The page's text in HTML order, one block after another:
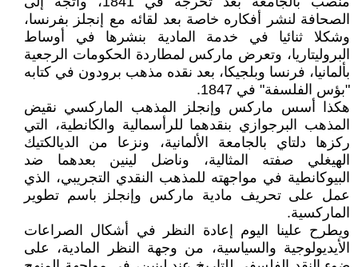
الصحافة لنشر أفكاره خاصة بعد لقائه مع إنجلز بفرنسا،
وشكلا ثنائيا في خدمة المادية بنشرها في أوساط
البروليتاريا، وتعرض ماركس لمطاردة الحكومات الرجعية
بألمانيا، فرنسا وبلجيكا، بعد نقده مذهب برودون في كتابه
"بؤس الفلسفة" في 1847.
هكذا أسس ماركس وإنجلز المذهب الماركسي نقيض
المذهب البرجوازي بنقدهما للرأسمالية والكانطية، التي
ركزها دلتاي بالجامعة الألمانية، ونزعا من الديالكتيك
الهيغلي صفته المثالية، وناضل لينين بعدهما ضد
البيوكانطية في مواجهته للمذهب النقدي التجريبي، الذي
عمل على تحريف مادية ماركس وإنجلز باسم تطوير
الماركسية.
ويطرح علينا اليوم إعادة النظر في أشكال الصراعات
الأيديولوجية والسياسية، من وجهة النظر المادية، على